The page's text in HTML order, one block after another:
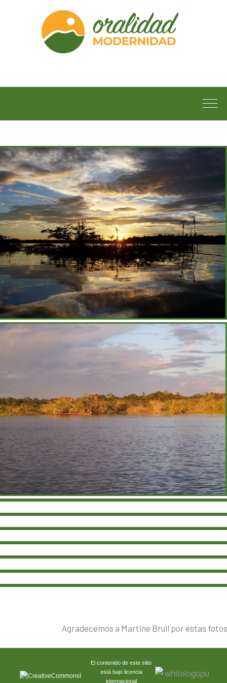
Agradecemos a Martine Bruil por estas
El contenido de este sitio
está bajo licencia
internacional